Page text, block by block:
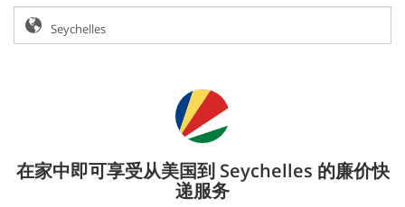
在家中即可享受从美国到 Seychelles 的廉价快
递服务